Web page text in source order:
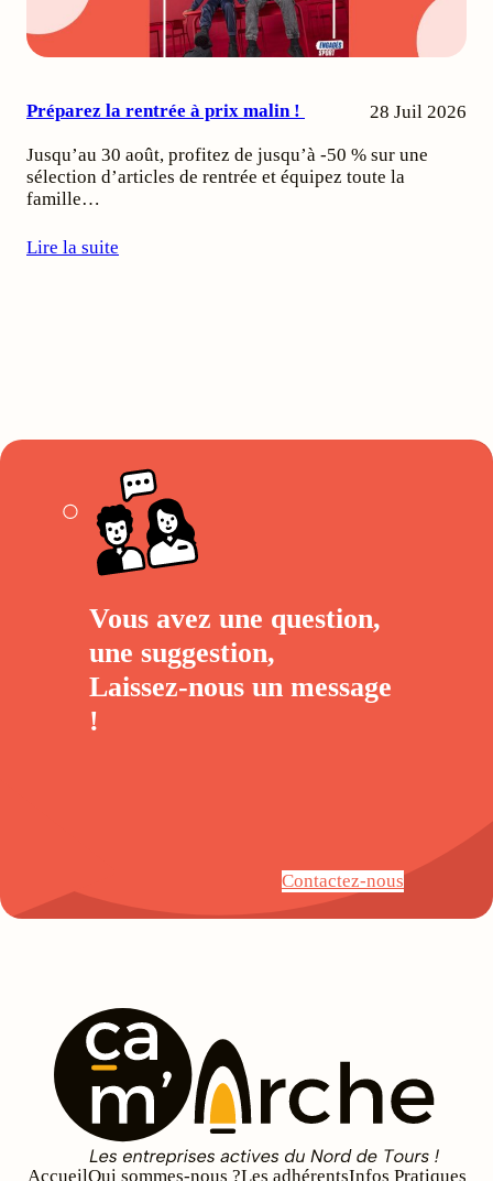
Préparez la rentrée à prix malin ! 28 Juil 2026
Jusqu’au 30 août, profitez de jusqu’à -50 % sur une
sélection d’articles de rentrée et équipez toute la
famille…
Lire la suite
Vous avez une question,
une suggestion,
Laissez-nous un message
!
Contactez-nous
AccueilQui sommes-nous ?Les adhérentsInfos Pratiques